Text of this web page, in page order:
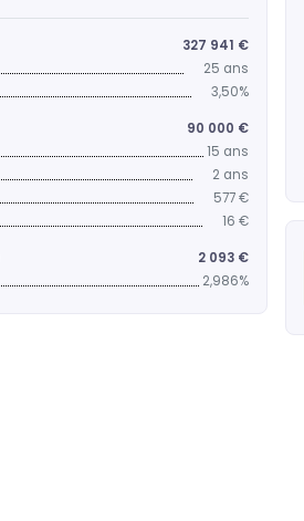
327 941 €
25 ans
3,50%
90 000 €
15 ans
2 ans
577 €
16 €
2 093 €
2,986%